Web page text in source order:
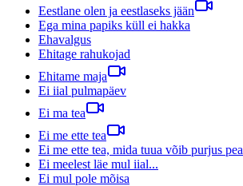
Eestlane olen ja eestlaseks jään
Ega mina papiks küll ei hakka
Ehavalgus
Ehitage rahukojad
Ehitame maja
Ei iial pulmapäev
Ei ma tea
Ei me ette tea
Ei me ette tea, mida tuua võib purjus pea
Ei meelest läe mul iial...
Ei mul pole mõisa